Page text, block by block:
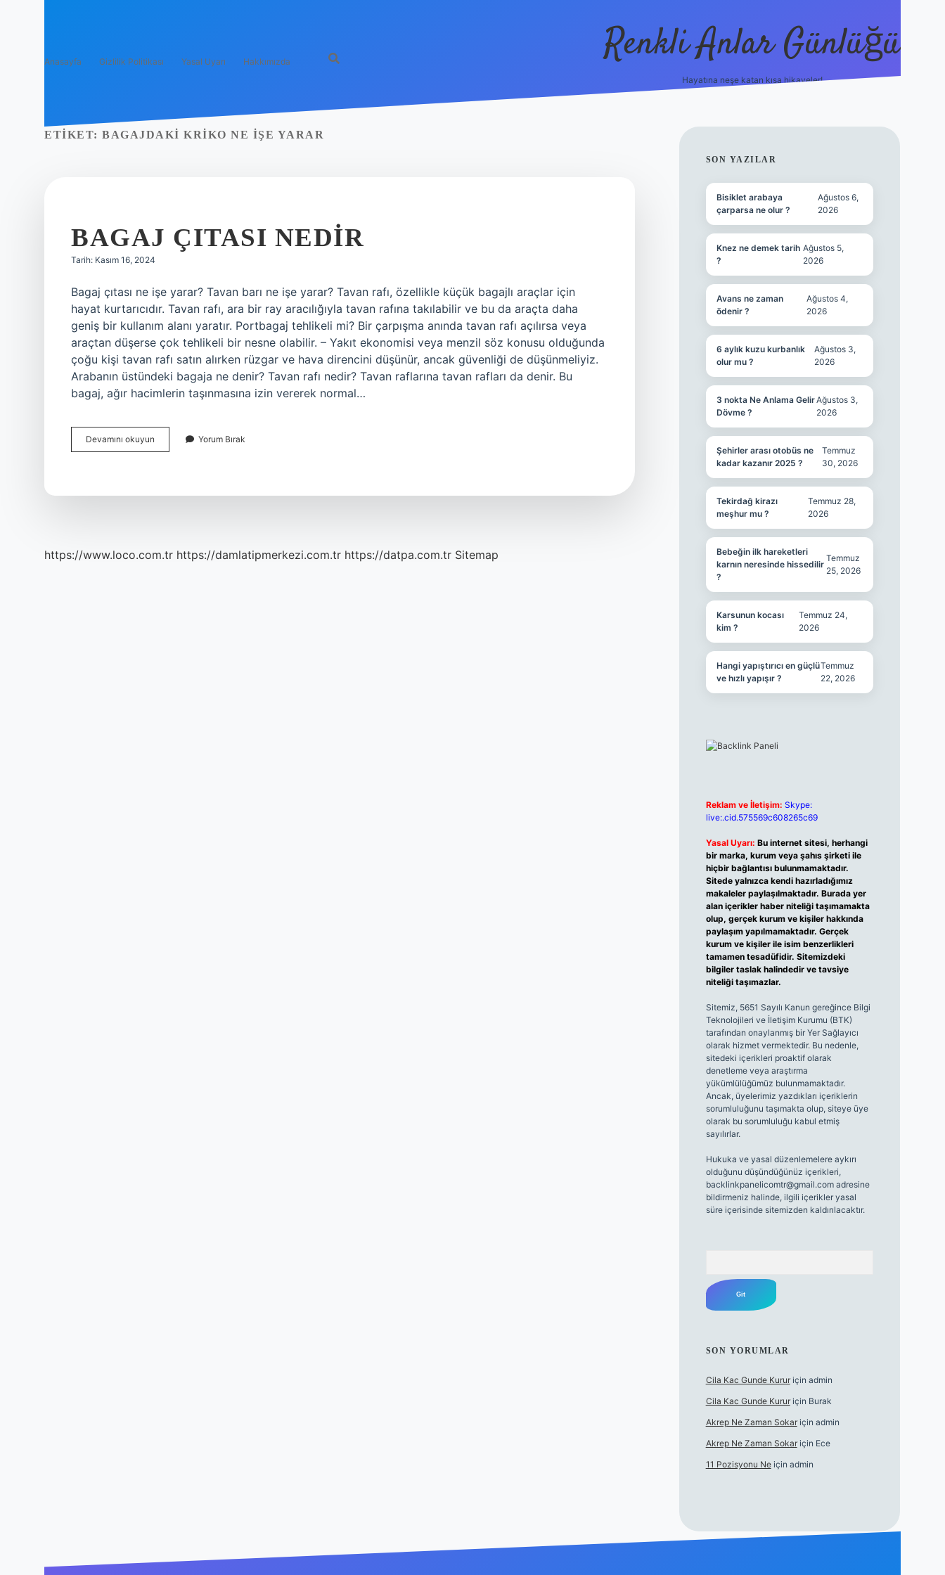
Anasayfa Gizlilik Politikası Yasal Uyarı Hakkımızda Renkli Anlar Günlüğü
Hayatına neşe katan kısa hikayeler!
ETIKET: BAGAJDAKI KRIKO NE IŞE YARAR
BAGAJ ÇITASI NEDIR
Tarih: Kasım 16, 2024
Bagaj çıtası ne işe yarar? Tavan barı ne işe yarar? Tavan rafı, özellikle küçük bagajlı araçlar için
hayat kurtarıcıdır. Tavan rafı, ara bir ray aracılığıyla tavan rafına takılabilir ve bu da araçta daha
geniş bir kullanım alanı yaratır. Portbagaj tehlikeli mi? Bir çarpışma anında tavan rafı açılırsa veya
araçtan düşerse çok tehlikeli bir nesne olabilir. – Yakıt ekonomisi veya menzil söz konusu olduğunda
çoğu kişi tavan rafı satın alırken rüzgar ve hava direncini düşünür, ancak güvenliği de düşünmeliyiz.
Arabanın üstündeki bagaja ne denir? Tavan rafı nedir? Tavan raflarına tavan rafları da denir. Bu
bagaj, ağır hacimlerin taşınmasına izin vererek normal…
Devamını okuyun
Çıtası
Yorum Bırak
https://www.loco.com.tr https://damlatipmerkezi.com.tr https://datpa.com.tr Sitemap
SIDEBAR
SON YAZILAR
Bisiklet arabaya
çarparsa ne olur ?
Ağustos 6,
2026
Knez ne demek tarih
?
Ağustos 5,
2026
Avans ne zaman
ödenir ?
Ağustos 4,
2026
6 aylık kuzu kurbanlık
olur mu ?
Ağustos 3,
2026
3 nokta Ne Anlama Gelir
Dövme ?
Ağustos 3,
2026
Şehirler arası otobüs ne
kadar kazanır 2025 ?
Temmuz
30, 2026
Tekirdağ kirazı
meşhur mu ?
Temmuz 28,
2026
Bebeğin ilk hareketleri
karnın neresinde hissedilir
?
Temmuz
25, 2026
Karsunun kocası
kim ?
Temmuz 24,
2026
Hangi yapıştırıcı en güçlü
ve hızlı yapışır ?
Temmuz
22, 2026
Reklam ve İletişim: Skype:
live:.cid.575569c608265c69
Yasal Uyarı: Bu internet sitesi, herhangi
bir marka, kurum veya şahıs şirketi ile
hiçbir bağlantısı bulunmamaktadır.
Sitede yalnızca kendi hazırladığımız
makaleler paylaşılmaktadır. Burada yer
alan içerikler haber niteliği taşımamakta
olup, gerçek kurum ve kişiler hakkında
paylaşım yapılmamaktadır. Gerçek
kurum ve kişiler ile isim benzerlikleri
tamamen tesadüfidir. Sitemizdeki
bilgiler taslak halindedir ve tavsiye
niteliği taşımazlar.
Sitemiz, 5651 Sayılı Kanun gereğince Bilgi
Teknolojileri ve İletişim Kurumu (BTK)
tarafından onaylanmış bir Yer Sağlayıcı
olarak hizmet vermektedir. Bu nedenle,
sitedeki içerikleri proaktif olarak
denetleme veya araştırma
yükümlülüğümüz bulunmamaktadır.
Ancak, üyelerimiz yazdıkları içeriklerin
sorumluluğunu taşımakta olup, siteye üye
olarak bu sorumluluğu kabul etmiş
sayılırlar.
Hukuka ve yasal düzenlemelere aykırı
olduğunu düşündüğünüz içerikleri,
backlinkpanelicomtr@gmail.comadresine
bildirmeniz halinde, ilgili içerikler yasal
süre içerisinde sitemizden kaldırılacaktır.
SON YORUMLAR
Cila Kac Gunde Kururiçin admin
Cila Kac Gunde Kururiçin Burak
Akrep Ne Zaman Sokariçin admin
Akrep Ne Zaman Sokariçin Ece
11 Pozisyonu Neiçin admin
vdcasino güncel